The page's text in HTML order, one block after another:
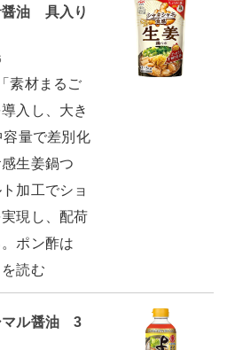
醤油 具入り
素材まるご
入し、大き
量で差別化
生姜鍋つ
加工でショ
現し、配荷
ポン酢は
読む
マル醤油 3